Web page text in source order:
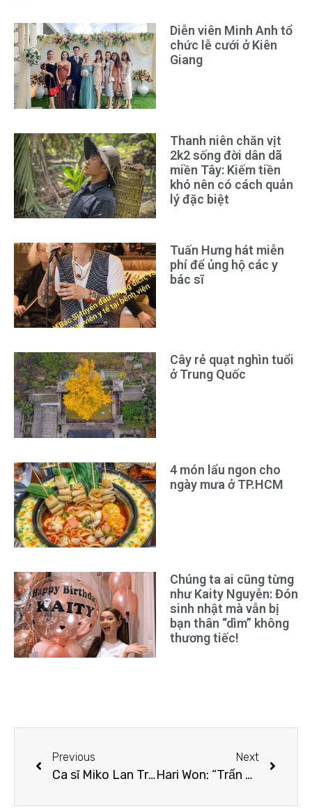
Diễn viên Minh Anh tổ
chức lễ cưới ở Kiên
Giang
Thanh niên chăn vịt
2k2 sống đời dân dã
miền Tây: Kiếm tiền
khó nên có cách quản
lý đặc biệt
Tuấn Hưng hát miễn
phí để ủng hộ các y
bác sĩ
Cây rẻ quạt nghìn tuổi
ở Trung Quốc
4 món lẩu ngon cho
ngày mưa ở TP.HCM
Chúng ta ai cũng từng
như Kaity Nguyễn: Đón
sinh nhật mà vẫn bị
bạn thân “dìm” không
thương tiếc!
Previous
Ca sĩ Miko Lan Trinh yêu người chuyển giới
Next
Hari Won: “Trấn Thành tỏ tình ba lần nhưng đều bị tôi từ chối”